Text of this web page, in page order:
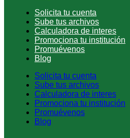
Solicita tu cuenta
Sube tus archivos
Calculadora de interes
Promociona tu institución
Promuévenos
Blog
Solicita tu cuenta
Sube tus archivos
Calculadora de interes
Promociona tu institución
Promuévenos
Blog